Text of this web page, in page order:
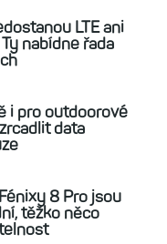
a jak by